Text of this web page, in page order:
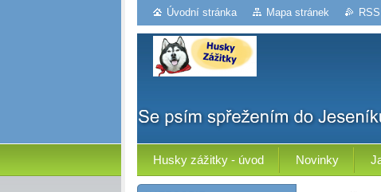
Úvodní stránka Mapa stránek RSS
Husky zážitky - úvod Novinky